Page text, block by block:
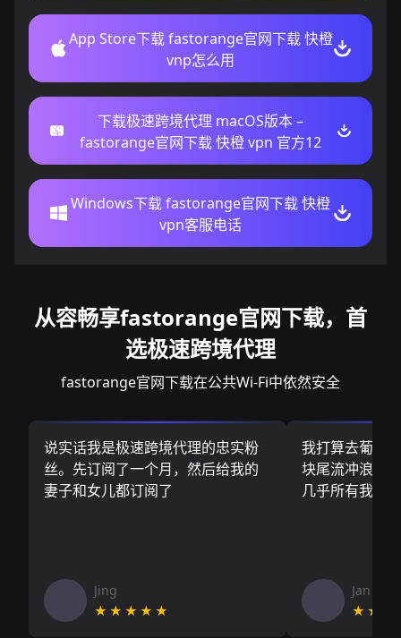
App Store下载 fastorange官网下载 快橙
vnp怎么用
下载极速跨境代理 macOS版本 –
fastorange官网下载 快橙 vpn 官方12
Windows下载 fastorange官网下载 快橙
vpn客服电话
从容畅享fastorange官网下载，首
选极速跨境代理
fastorange官网下载在公共Wi-Fi中依然安全
说实话我是极速跨境代理的忠实粉
丝。先订阅了一个月，然后给我的
妻子和女儿都订阅了
Jing
★★★★★
我打算去葡萄
块尾流冲浪板
几乎所有我需
Jan V